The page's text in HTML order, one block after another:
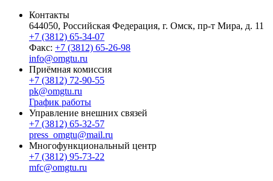
Контакты
644050, Российская Федерация, г. Омск, пр-т Мира, д. 11
+7 (3812) 65-34-07
Факс: +7 (3812) 65-26-98
info@omgtu.ru
Приёмная комиссия
+7 (3812) 72-90-55
pk@omgtu.ru
График работы
Управление внешних связей
+7 (3812) 65-32-57
press_omgtu@mail.ru
Многофункциональный центр
+7 (3812) 95-73-22
mfc@omgtu.ru